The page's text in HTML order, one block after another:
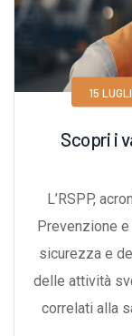
15
Scopri i
L’RSPP,
Prevenzione
sicurezza e
delle attività
correlati alla